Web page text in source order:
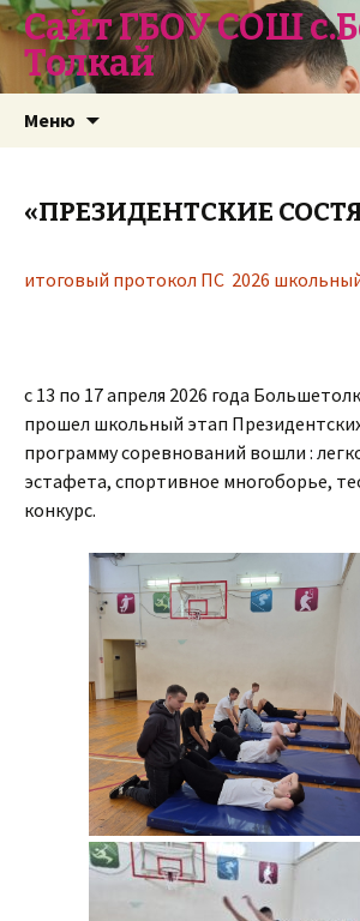
Сайт ГБОУ СОШ
Толкай
Меню
«ПРЕЗИДЕНТСКИЕ
итоговый протокол ПС 2026
с 13 по 17 апреля 2026 года
прошел школьный этап
программу соревнований вошли :
эстафета, спортивное многоборье,
конкурс.